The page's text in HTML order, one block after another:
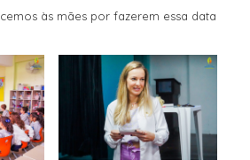
às mães por fazerem essa data